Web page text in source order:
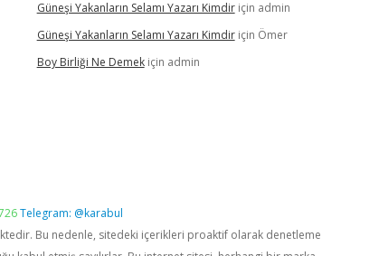
Güneşi Yakanların Selamı Yazarı Kimdiriçin admin
Güneşi Yakanların Selamı Yazarı Kimdiriçin Ömer
Boy Birliği Ne Demekiçin admin
Telegram: @karabul
Bu nedenle, sitedeki içerikleri proaktif olarak denetleme